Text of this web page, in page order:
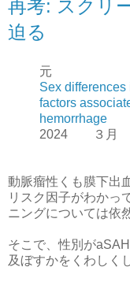
再考: スクリ
迫る
元
Sex
factors
hemorrhage
2024 ３月
動脈瘤性くも膜下出
リスク因子がわかっ
ニングについては依
そこで、性別が
及ぼすかをくわしく